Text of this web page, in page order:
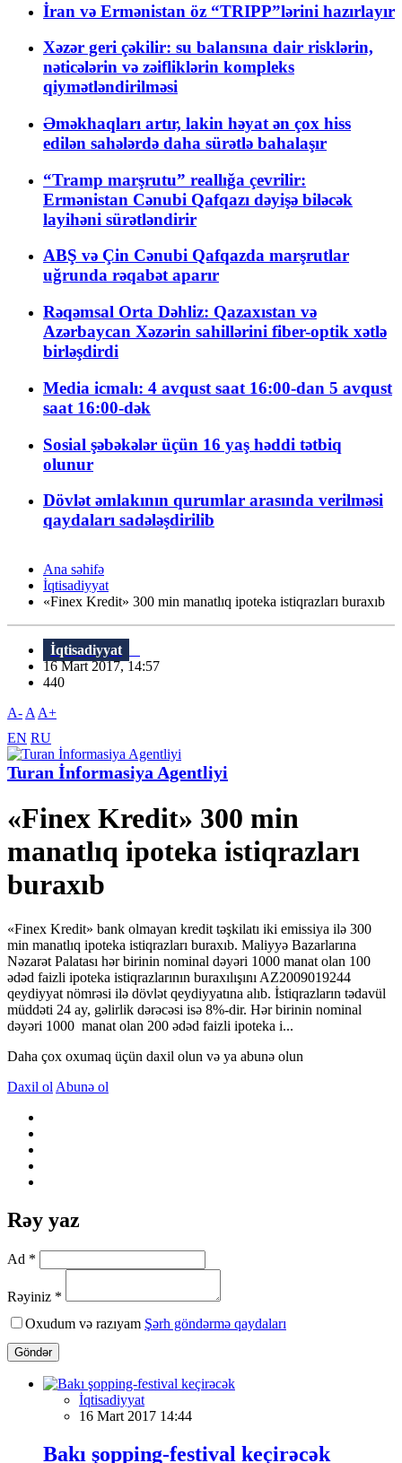
İran və Ermənistan öz “TRIPP”lərini hazırlayır
Xəzər geri çəkilir: su balansına dair risklərin,
nəticələrin və zəifliklərin kompleks
qiymətləndirilməsi
Əməkhaqları artır, lakin həyat ən çox hiss
edilən sahələrdə daha sürətlə bahalaşır
“Tramp marşrutu” reallığa çevrilir:
Ermənistan Cənubi Qafqazı dəyişə biləcək
layihəni sürətləndirir
ABŞ və Çin Cənubi Qafqazda marşrutlar
uğrunda rəqabət aparır
Rəqəmsal Orta Dəhliz: Qazaxıstan və
Azərbaycan Xəzərin sahillərini fiber-optik xətlə
birləşdirdi
Media icmalı: 4 avqust saat 16:00-dan 5 avqust
saat 16:00-dək
Sosial şəbəkələr üçün 16 yaş həddi tətbiq
olunur
Dövlət əmlakının qurumlar arasında verilməsi
qaydaları sadələşdirilib
Ana səhifə
İqtisadiyyat
«Finex Kredit» 300 min manatlıq ipoteka istiqrazları buraxıb
İqtisadiyyat
16 Mart 2017, 14:57
440
A- A A+
EN RU
Turan İnformasiya Agentliyi
«Finex Kredit» 300 min
manatlıq ipoteka istiqrazları
buraxıb
«Finex Kredit» bank olmayan kredit təşkilatı iki emissiya ilə 300
min manatlıq ipoteka istiqrazları buraxıb. Maliyyə Bazarlarına
Nəzarət Palatası hər birinin nominal dəyəri 1000 manat olan 100
ədəd faizli ipoteka istiqrazlarının buraxılışını AZ2009019244
qeydiyyat nömrəsi ilə dövlət qeydiyyatına alıb. İstiqrazların tədavül
müddəti 24 ay, gəlirlik dərəcəsi isə 8%-dir. Hər birinin nominal
dəyəri 1000 manat olan 200 ədəd faizli ipoteka i...
Daha çox oxumaq üçün daxil olun və ya abunə olun
Daxil ol Abunə ol
Rəy yaz
Ad *
Rəyiniz *
Oxudum və razıyam Şərh göndərmə qaydaları
Göndər
İqtisadiyyat
16 Mart 2017 14:44
Bakı şopping-festival keçirəcək